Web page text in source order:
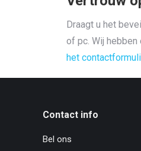
Draagt u het
of pc. Wij
het
Contact info
Bel ons